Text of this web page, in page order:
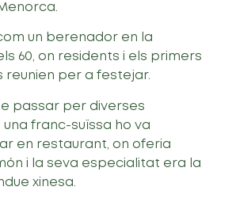
un berenador en la
60, on residents i els primers
reunien per a festejar.
passar per diverses
una franc-suïssa ho va
en restaurant, on oferia
i la seva especialitat era la
xinesa.